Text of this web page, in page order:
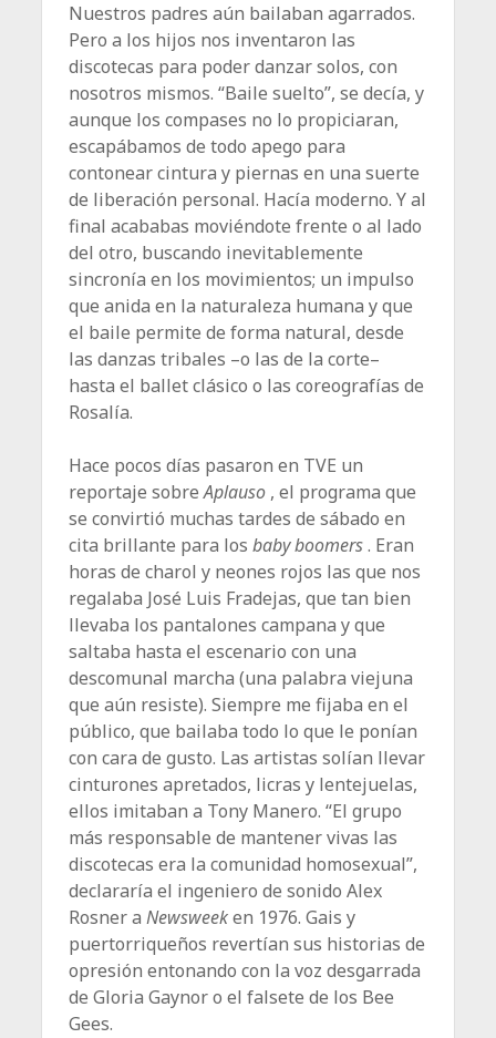
Nuestros padres aún bailaban agarrados.
Pero a los hijos nos inventaron las
discotecas para poder danzar solos, con
nosotros mismos. “Baile suelto”, se decía, y
aunque los compases no lo propiciaran,
escapábamos de todo apego para
contonear cintura y piernas en una suerte
de liberación personal. Hacía moderno. Y al
final acababas moviéndote frente o al lado
del otro, buscando inevitablemente
sincronía en los movimientos; un impulso
que anida en la naturaleza humana y que
el baile permite de forma natural, desde
las danzas tribales –o las de la corte–
hasta el ballet clásico o las coreografías de
Rosalía.
Hace pocos días pasaron en TVE un
reportaje sobreAplauso , el programa que
se convirtió muchas tardes de sábado en
cita brillante para los baby boomers. Eran
horas de charol y neones rojos las que nos
regalaba José Luis Fradejas, que tan bien
llevaba los pantalones campana y que
saltaba hasta el escenario con una
descomunal marcha (una palabra viejuna
que aún resiste). Siempre me fijaba en el
público, que bailaba todo lo que le ponían
con cara de gusto. Las artistas solían llevar
cinturones apretados, licras y lentejuelas,
ellos imitaban a Tony Manero. “El grupo
más responsable de mantener vivas las
discotecas era la comunidad homosexual”,
declararía el ingeniero de sonido Alex
Rosner a Newsweeken 1976. Gais y
puertorriqueños revertían sus historias de
opresión entonando con la voz desgarrada
de Gloria Gaynor o el falsete de los Bee
Gees.